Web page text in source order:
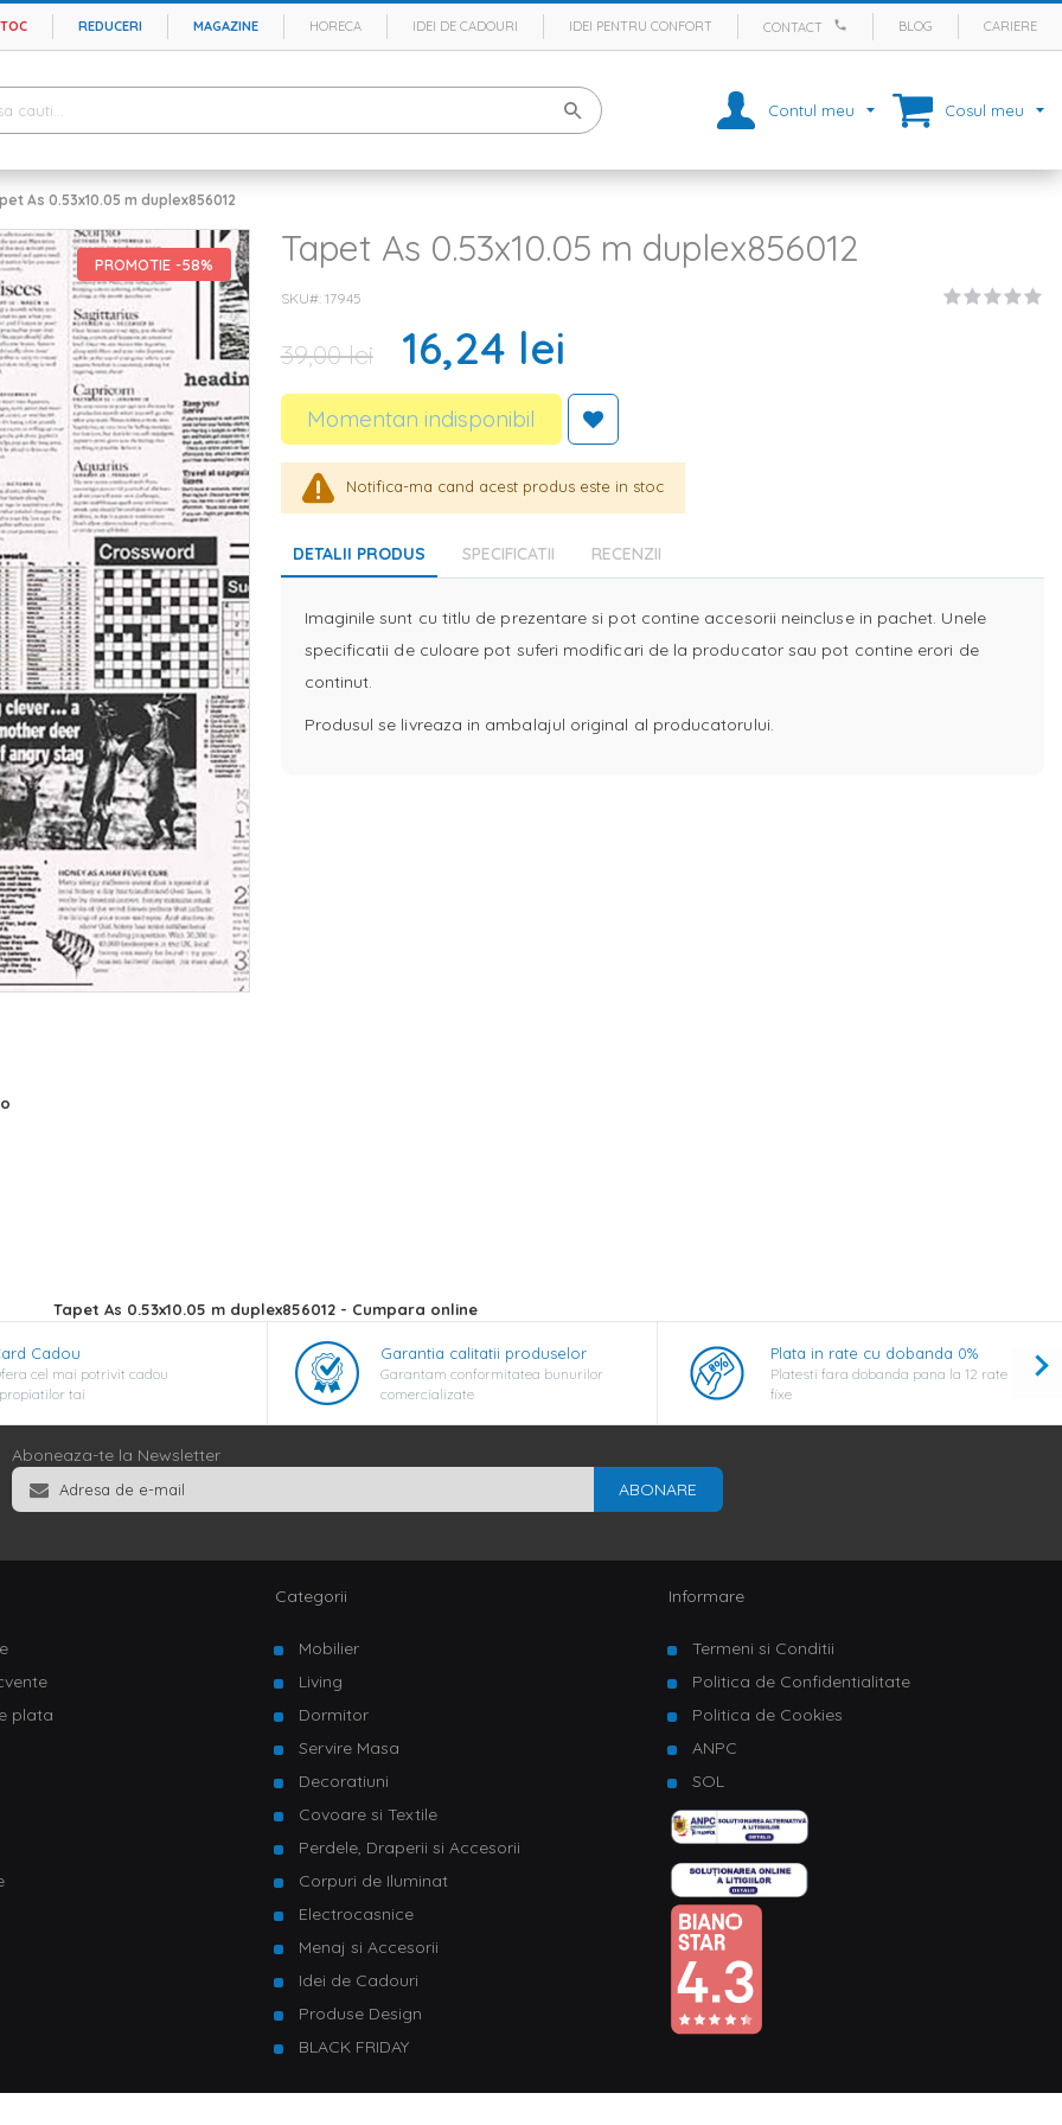
REDUCERI MAGAZINE HORECA IDEI DE CADOURI IDEI PENTRU CONFORT CONTACT BLOG CARIERE
Contul meu Cosul meu
As 0.53x10.05 m duplex856012
PROMOTIE -58% Tapet As 0.53x10.05 m duplex856012
SKU# 17945
39,00 lei 16,24 lei
Momentan indisponibil
Notifica-ma cand acest produs este in stoc
DETALII PRODUS
Imaginile sunt cu titlu de prezentare si pot contine accesorii neincluse in pachet. Unele
specificatii de culoare pot suferi modificari de la producator sau pot contine erori de
continut.
Produsul se livreaza in ambalajul original al producatorului.
SPECIFICATII RECENZII
Tapet As 0.53x10.05 m duplex856012 - Cumpara online
Cadou
cel mai potrivit cadou
tai
Garantia calitatii produselor
Garantam conformitatea bunurilor
comercializate
Plata in rate cu dobanda 0%
Platesti fara dobanda pana la 12 rate
fixe
Aboneaza-te la Newsletter
ABONARE
plata
Categorii
Mobilier
Living
Dormitor
Servire Masa
Decoratiuni
Covoare si Textile
Perdele, Draperii si Accesorii
Corpuri de Iluminat
Electrocasnice
Menaj si Accesorii
Idei de Cadouri
Produse Design
BLACK FRIDAY
Informare
Termeni si Conditii
Politica de Confidentialitate
Politica de Cookies
ANPC
SOL